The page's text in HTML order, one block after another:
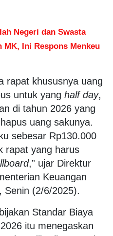
Negeri dan Swasta
Ini Respons Menkeu
rapat khususnya uang
untuk yang half day,
di tahun 2026 yang
uang sakunya.
sebesar Rp130.000
rapat yang harus
,” ujar Direktur
Keuangan
Senin (2/6/2025).
Standar Biaya
itu menegaskan